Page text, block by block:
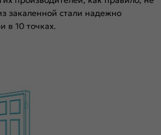
закаленной стали надежно
в 10 точках.
Репродукция натуральных
Южная Корея.